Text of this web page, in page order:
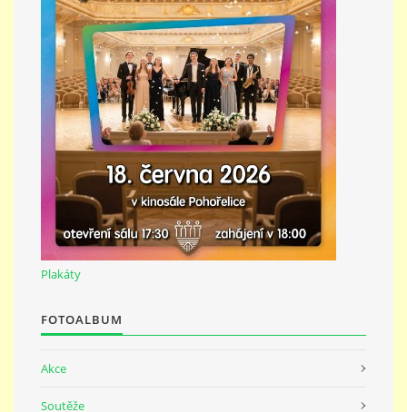
Plakáty
FOTOALBUM
Akce
Soutěže